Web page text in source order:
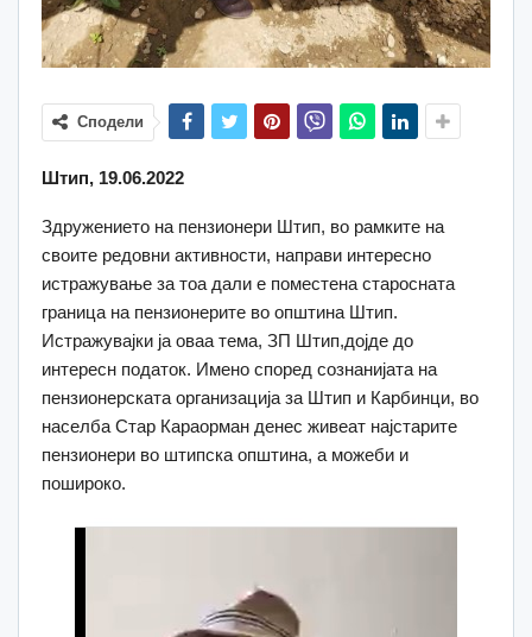
Сподели
Штип, 19.06.2022
Здружението на пензионери Штип, во рамките на
своите редовни активности, направи интересно
истражување за тоа дали е поместена старосната
граница на пензионерите во општина Штип.
Истражувајки ја оваа тема, ЗП Штип,дојде до
интересн податок. Имено според сознанијата на
пензионерската организација за Штип и Карбинци, во
населба Стар Караорман денес живеат најстарите
пензионери во штипска општина, а можеби и
пошироко.